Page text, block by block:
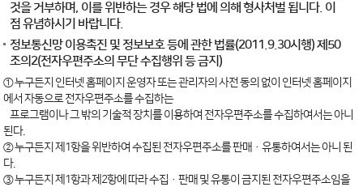
것을 거부하며, 이를 위반하는 경우 해당 법에 의해 형사처벌 됩니다. 이
점 유념하시기 바랍니다.
정보통신망 이용촉진 및 정보보호 등에 관한 법률(2011.9.30시행) 제50
조의2(전자우편주소의 무단 수집행위 등 금지)
① 누구든지 인터넷 홈페이지 운영자 또는 관리자의 사전 동의 없이 인터넷 홈페이지
에서 자동으로 전자우편주소를 수집하는
프로그램이나 그 밖의 기술적 장치를 이용하여 전자우편주소를 수집하여서는 아니
된다.
② 누구든지 제1항을 위반하여 수집된 전자우편주소를 판매·유통하여서는 아니 된
다.
③ 누구든지 제1항과 제2항에 따라 수집·판매 및 유통이 금지된 전자우편주소임을